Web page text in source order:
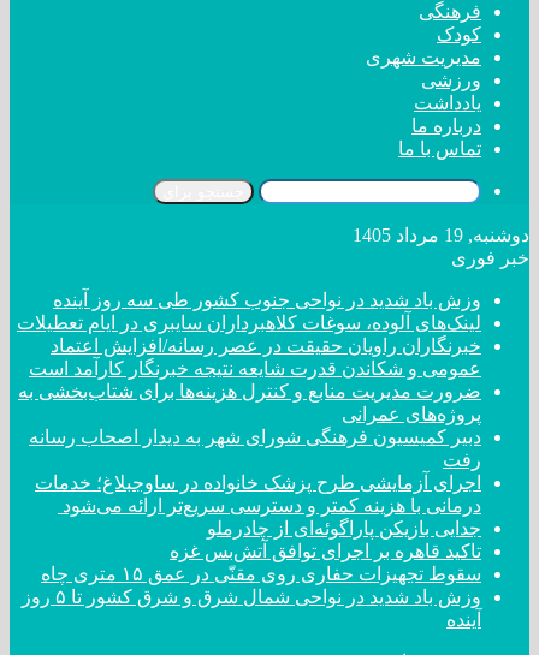
فرهنگی
کودک
مدیریت شهری
ورزشی
یادداشت
درباره ما
تماس با ما
دوشنبه, 19 مرداد 1405
خبر فوری
وزش باد شدید در نواحی جنوب کشور طی سه روز آینده
لینک‌های آلوده، سوغات کلاهبرداران سایبری در ایام تعطیلات
خبرنگاران راویان حقیقت در عصر رسانه/افزایش اعتماد
عمومی و شکاندن قدرت شایعه نتیجه خبرنگار کارآمد است
ضرورت مدیریت منابع و کنترل هزینه‌ها برای شتاب‌بخشی به
پروژه‌های عمرانی
دبیر کمیسیون فرهنگی شورای شهر به دیدار اصحاب رسانه
رفت
اجرای آزمایشی طرح پزشک خانواده در ساوجبلاغ؛ خدمات
درمانی با هزینه کمتر و دسترسی سریع‌تر ارائه می‌شود
جدایی بازیکن پاراگوئه‌ای از چادرملو
تاکید قاهره بر اجرای توافق آتش‌بس غزه
سقوط تجهیزات حفاری روی مقنّی در عمق ۱۵ متری چاه
وزش باد شدید در نواحی شمال شرق و شرق کشور تا ۵ روز
آینده